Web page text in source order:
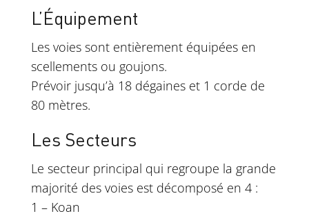
L’Équipement
Les voies sont entièrement équipées en
scellements ou goujons.
Prévoir jusqu’à 18 dégaines et 1 corde de
80 mètres.
Les Secteurs
Le secteur principal qui regroupe la grande
majorité des voies est décomposé en 4 :
1 – Koan